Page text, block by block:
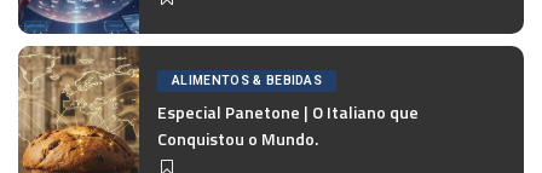
ALIMENTOS & BEBIDAS
Especial Panetone | O Italiano que
Conquistou o Mundo.